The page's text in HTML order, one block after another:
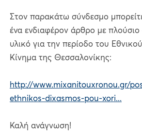
Στον παρακάτω σύνδεσμο
ένα ενδιαφέρον άρθρο με
υλικό για την περίοδο του
Κίνημα της Θεσσαλονίκης:
http://www.mixanitouxronou.gr/
ethnikos-dixasmos-pou-xori...
Καλή ανάγνωση!